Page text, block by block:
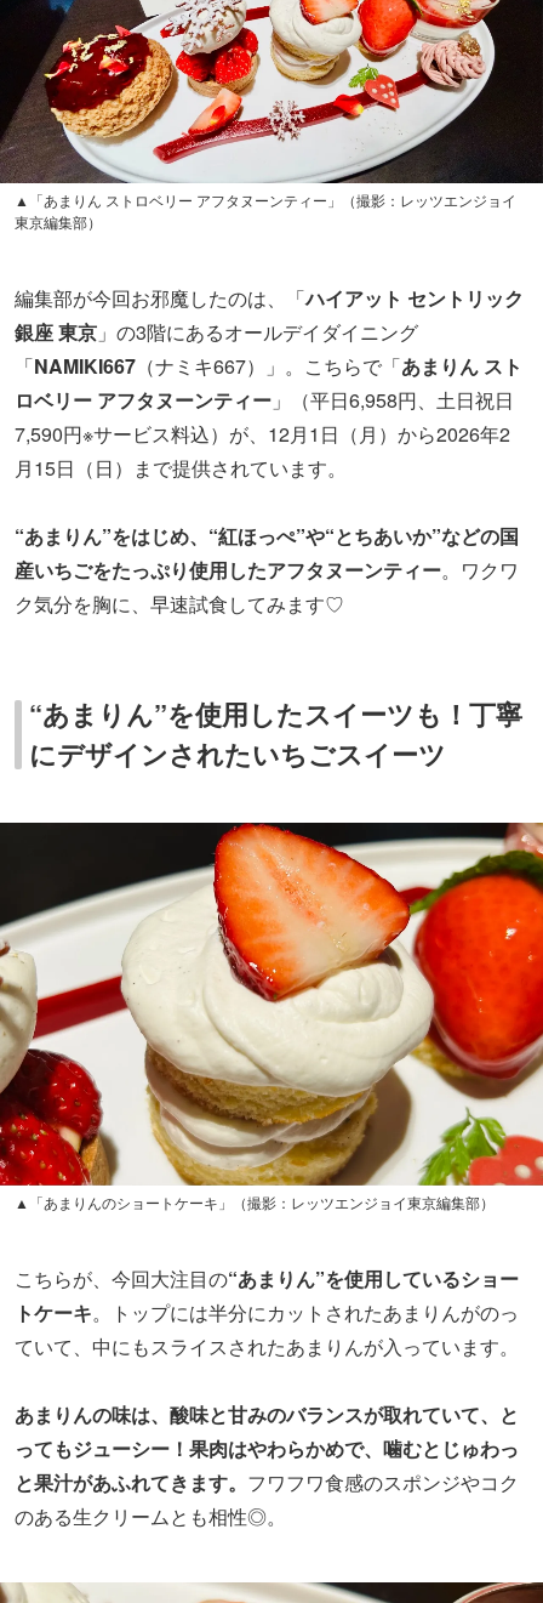
▲「あまりん ストロベリー アフタヌーンティー」（撮影：レッツエンジョイ
東京編集部）
編集部が今回お邪魔したのは、「ハイアット セントリック
銀座 東京 」の3階にあるオールデイダイニング
「NAMIKI667 （ナミキ667）」。こちらで「あまりん スト
ロベリー アフタヌーンティー 」（平日6,958円、土日祝日
7,590円※サービス料込）が、12月1日（月）から2026年2
月15日（日）まで提供されています。
“あまりん”をはじめ、“紅ほっぺ”や“とちあいか”などの国
産いちごをたっぷり使用したアフタヌーンティー。ワクワ
ク気分を胸に、早速試食してみます♡
“あまりん”を使用したスイーツも！丁寧
にデザインされたいちごスイーツ
▲「あまりんのショートケーキ」（撮影：レッツエンジョイ東京編集部）
こちらが、今回大注目の“あまりん”を使用しているショー
トケーキ。トップには半分にカットされたあまりんがのっ
ていて、中にもスライスされたあまりんが入っています。
あまりんの味は、酸味と甘みのバランスが取れていて、と
ってもジューシー！果肉はやわらかめで、噛むとじゅわっ
と果汁があふれてきます。 フワフワ食感のスポンジやコク
のある生クリームとも相性◎。